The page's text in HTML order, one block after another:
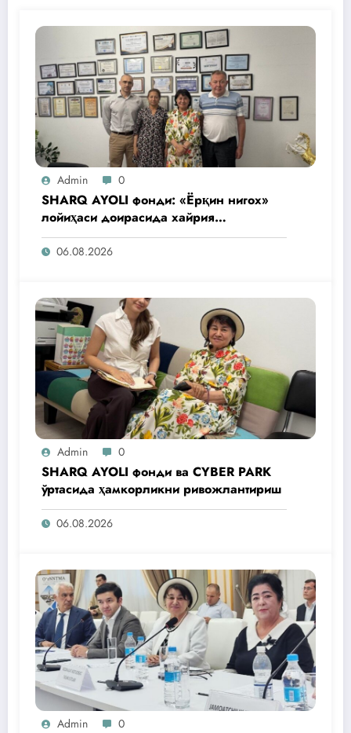
Admin 0
SHARQ AYOLI фонди: «Ёрқин нигох»
лойиҳаси доирасида хайрия
операциялари ўтказилади
06.08.2026
Admin 0
SHARQ AYOLI фонди ва CYBER PARK
ўртасида ҳамкорликни ривожлантириш
06.08.2026
Admin 0